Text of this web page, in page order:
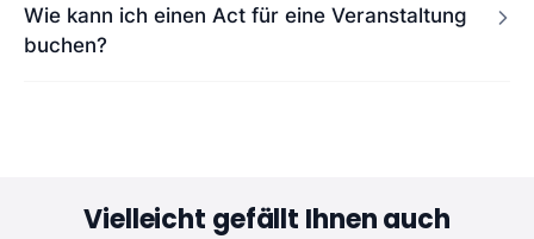
Wie kann ich einen Act für eine Veranstaltung
buchen?
Vielleicht gefällt Ihnen auch